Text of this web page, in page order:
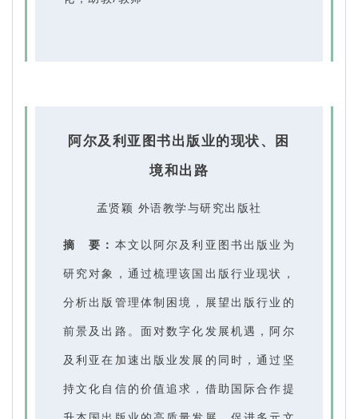
阿尔及利亚图书出版业的现状、困
境和出路
孟贤颖 外语教学与研究出版社
摘 要： 本文以阿尔及利亚图书出版业为
研究对象，通过梳理该国出版行业现状，
分析出版管理体制困境，展望出版行业的
前景及出路。面对数字化发展机遇，阿尔
及利亚在加速出版业发展的同时，通过坚
持文化自信的价值追求，借助国际合作提